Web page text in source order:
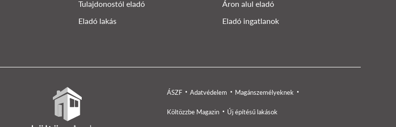
Tulajdonostól eladó
Áron alul eladó
Eladó lakás
Eladó ingatlanok
ÁSZF Adatvédelem Magánszemélyeknek
Költözzbe Magazin Új építésű lakások